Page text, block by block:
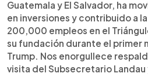
Guatemala y El Salvador, ha
en inversiones y contribuido a
200,000 empleos en el
su fundación durante el primer
Trump. Nos enorgullece
visita del Subsecretario